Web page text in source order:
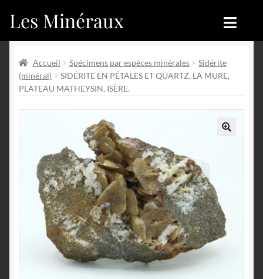
Aller
à
navigation
Aller
au
Les Minéraux
Catégories
Nouveautés
Mon compte
Boutique
Nouveautés
Contactez-nous
Sites amis
Accueil Spécimens par espèces minérales
Sidérite
(minéral)
SIDÉRITE EN PÉTALES ET QUARTZ, LA MURE,
PLATEAU MATHEYSIN, ISÈRE.